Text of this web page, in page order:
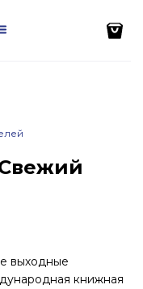
выходные
книжная